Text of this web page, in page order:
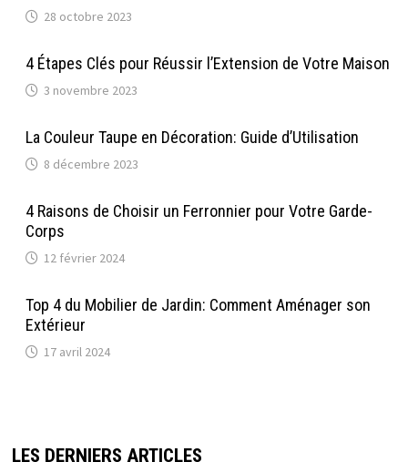
28 octobre 2023
4 Étapes Clés pour Réussir l’Extension de Votre Maison
3 novembre 2023
La Couleur Taupe en Décoration: Guide d’Utilisation
8 décembre 2023
4 Raisons de Choisir un Ferronnier pour Votre Garde-
Corps
12 février 2024
Top 4 du Mobilier de Jardin: Comment Aménager son
Extérieur
17 avril 2024
LES DERNIERS ARTICLES